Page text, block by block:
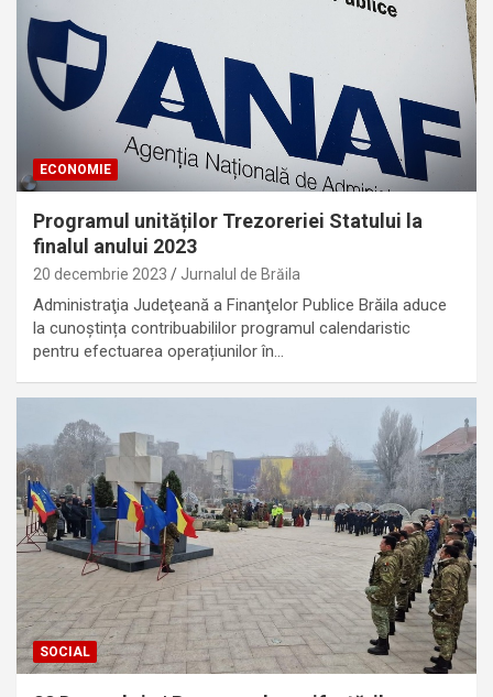
ECONOMIE
Programul unităților Trezoreriei Statului la
finalul anului 2023
20 decembrie 2023 Jurnalul de Brăila
Administraţia Judeţeană a Finanţelor Publice Brăila aduce
la cunoștința contribuabililor programul calendaristic
pentru efectuarea operațiunilor în…
SOCIAL